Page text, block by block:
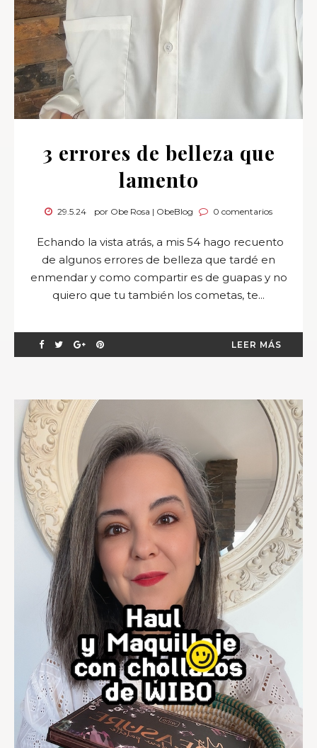
3 errores de belleza que
lamento
29.5.24 por Obe Rosa | ObeBlog 0 comentarios
Echando la vista atrás, a mis 54 hago recuento
de algunos errores de belleza que tardé en
enmendar y como compartir es de guapas y no
quiero que tu también los cometas, te...
LEER MÁS